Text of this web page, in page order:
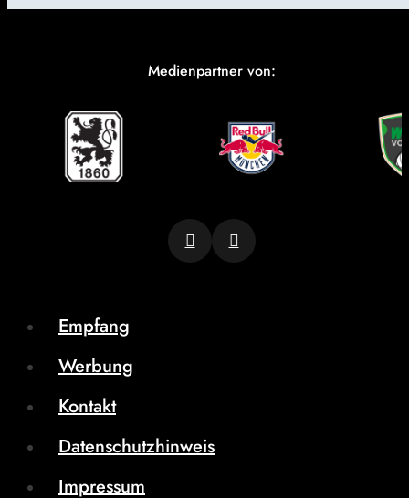
Medienpartner von:
Empfang
Werbung
Kontakt
Datenschutzhinweis
Impressum